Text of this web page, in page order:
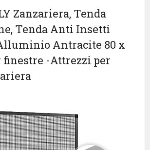
Zanzariera, Tenda
Tenda Anti Insetti
Antracite 80 x
finestre -Attrezzi per